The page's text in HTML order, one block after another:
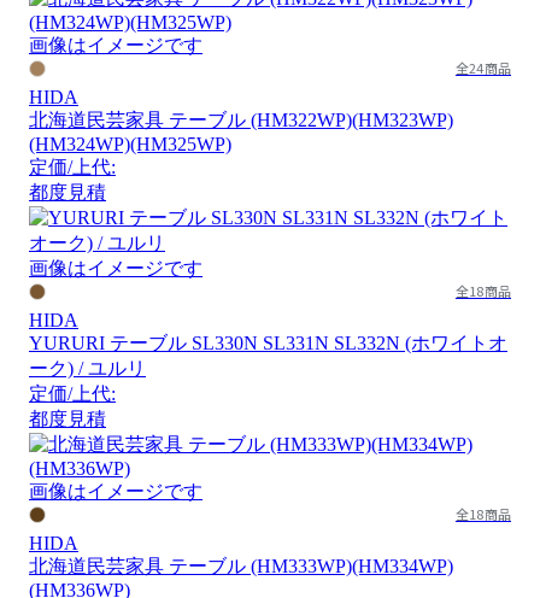
画像はイメージです
全24商品
HIDA
北海道民芸家具 テーブル (HM322WP)(HM323WP)
(HM324WP)(HM325WP)
定価/上代:
都度見積
画像はイメージです
全18商品
HIDA
YURURI テーブル SL330N SL331N SL332N (ホワイトオ
ーク) / ユルリ
定価/上代:
都度見積
画像はイメージです
全18商品
HIDA
北海道民芸家具 テーブル (HM333WP)(HM334WP)
(HM336WP)